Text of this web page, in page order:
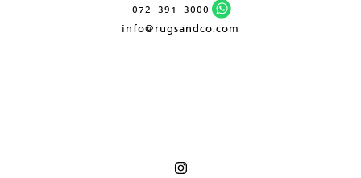
072-391-3000
info@rugsandco.com